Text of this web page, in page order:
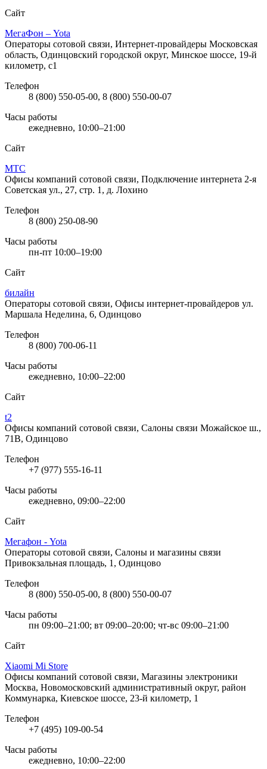
Сайт
МегаФон – Yota
Операторы сотовой связи, Интернет-провайдеры Московская
область, Одинцовский городской округ, Минское шоссе, 19-й
километр, с1
Телефон
8 (800) 550-05-00, 8 (800) 550-00-07
Часы работы
ежедневно, 10:00–21:00
Сайт
МТС
Офисы компаний сотовой связи, Подключение интернета 2-я
Советская ул., 27, стр. 1, д. Лохино
Телефон
8 (800) 250-08-90
Часы работы
пн-пт 10:00–19:00
Сайт
билайн
Операторы сотовой связи, Офисы интернет-провайдеров ул.
Маршала Неделина, 6, Одинцово
Телефон
8 (800) 700-06-11
Часы работы
ежедневно, 10:00–22:00
Сайт
t2
Офисы компаний сотовой связи, Салоны связи Можайское ш.,
71В, Одинцово
Телефон
+7 (977) 555-16-11
Часы работы
ежедневно, 09:00–22:00
Сайт
Мегафон - Yota
Операторы сотовой связи, Салоны и магазины связи
Привокзальная площадь, 1, Одинцово
Телефон
8 (800) 550-05-00, 8 (800) 550-00-07
Часы работы
пн 09:00–21:00; вт 09:00–20:00; чт-вс 09:00–21:00
Сайт
Xiaomi Mi Store
Офисы компаний сотовой связи, Магазины электроники
Москва, Новомосковский административный округ, район
Коммунарка, Киевское шоссе, 23-й километр, 1
Телефон
+7 (495) 109-00-54
Часы работы
ежедневно, 10:00–22:00